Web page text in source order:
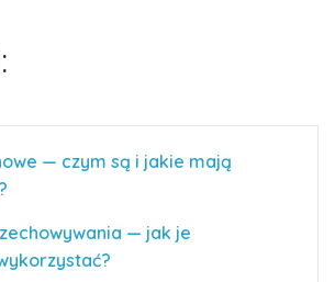
— czym są i jakie mają
— jak je